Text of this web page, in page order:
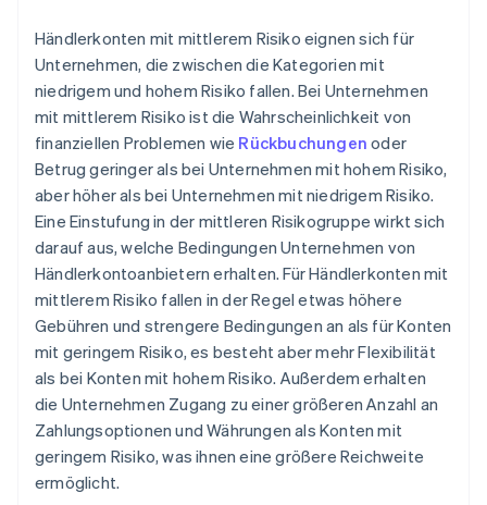
Händlerkonten mit mittlerem Risiko eignen sich für
Unternehmen, die zwischen die Kategorien mit
niedrigem und hohem Risiko fallen. Bei Unternehmen
mit mittlerem Risiko ist die Wahrscheinlichkeit von
finanziellen Problemen wie Rückbuchungen oder
Betrug geringer als bei Unternehmen mit hohem Risiko,
aber höher als bei Unternehmen mit niedrigem Risiko.
Eine Einstufung in der mittleren Risikogruppe wirkt sich
darauf aus, welche Bedingungen Unternehmen von
Händlerkontoanbietern erhalten. Für Händlerkonten mit
mittlerem Risiko fallen in der Regel etwas höhere
Gebühren und strengere Bedingungen an als für Konten
mit geringem Risiko, es besteht aber mehr Flexibilität
als bei Konten mit hohem Risiko. Außerdem erhalten
die Unternehmen Zugang zu einer größeren Anzahl an
Zahlungsoptionen und Währungen als Konten mit
geringem Risiko, was ihnen eine größere Reichweite
ermöglicht.